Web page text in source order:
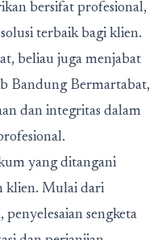
bersifat profesional,
terbaik bagi klien.
beliau juga menjabat
Bandung Bermartabat,
dan integritas dalam
yang ditangani
klien. Mulai dari
sengketa